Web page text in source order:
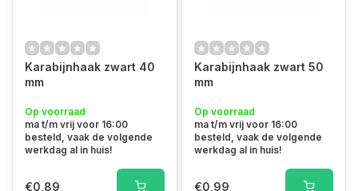
Karabijnhaak zwart 40
mm
Op voorraad
ma t/m vrij voor 16:00
besteld, vaak de volgende
werkdag al in huis!
€0,89
Karabijnhaak zwart 50
mm
Op voorraad
ma t/m vrij voor 16:00
besteld, vaak de volgende
werkdag al in huis!
€0,99